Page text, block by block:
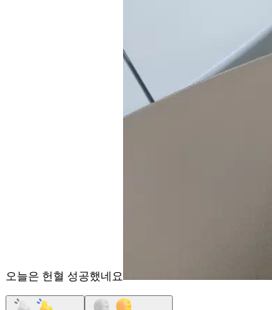
오늘은 헌혈 성공했네요